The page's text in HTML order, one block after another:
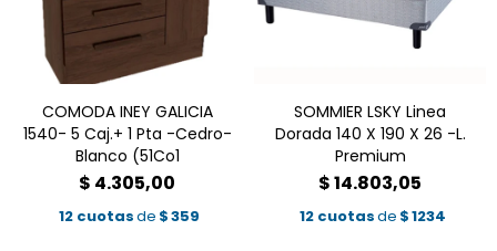
COMODA INEY GALICIA
1540- 5 Caj.+ 1 Pta -Cedro-
Blanco (51Co1
$ 4.305,00
12 cuotasde $359
SOMMIER LSKY Linea
Dorada 140 X 190 X 26 -L.
Premium
$14.803,05
12 cuotasde $1234